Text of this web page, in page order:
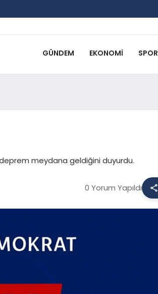
GÜNDEM EKONOMI SPOR
deprem meydana geldiğini duyurdu.
0 Yorum Yapıldı